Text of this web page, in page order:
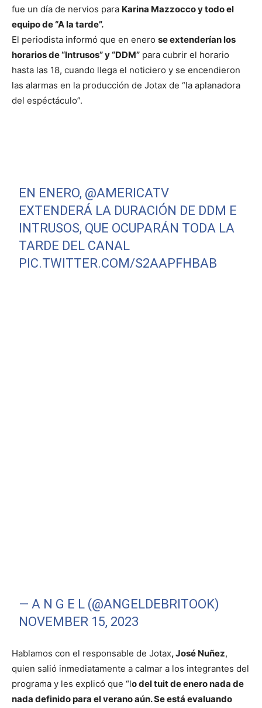
fue un día de nervios para Karina Mazzocco y todo el
equipo de “A la tarde”.
El periodista informó que en enero se extenderían los
horarios de “Intrusos” y “DDM” para cubrir el horario
hasta las 18, cuando llega el noticiero y se encendieron
las alarmas en la producción de Jotax de “la aplanadora
del espéctáculo”.
EN ENERO, @AMERICATV
EXTENDERÁ LA DURACIÓN DE DDM E
INTRUSOS, QUE OCUPARÁN TODA LA
TARDE DEL CANAL
PIC.TWITTER.COM/S2AAPFHBAB
— A N G E L (@ANGELDEBRITOOK)
NOVEMBER 15, 2023
Hablamos con el responsable de Jotax, José Nuñez,
quien salió inmediatamente a calmar a los integrantes del
programa y les explicó que “lo del tuit de enero nada de
nada definido para el verano aún. Se está evaluando